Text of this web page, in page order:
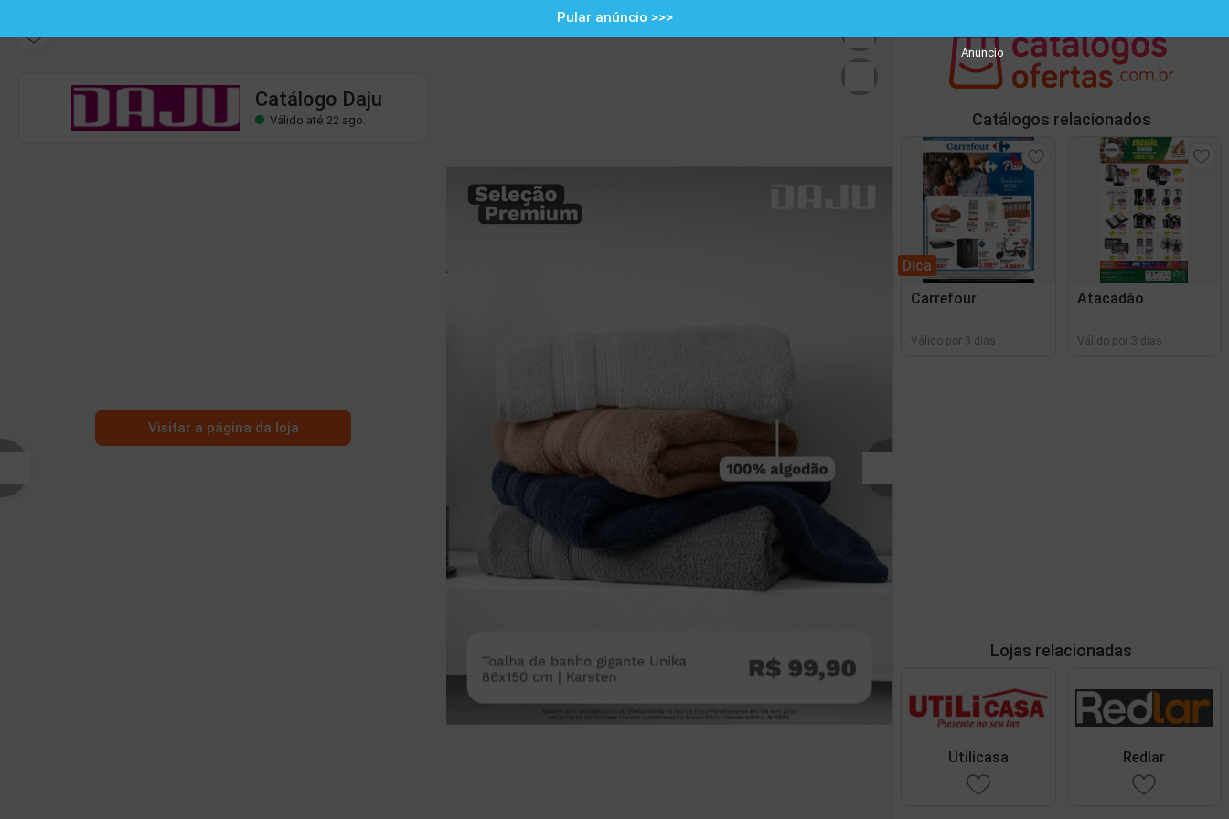
Válido até 22 ago.
Anúncio
Pular anúncio >>>
Catálogo Daju
Válido até 22 ago.
Visitar a página da loja
Catálogos relacionados
Dica
Carrefour
Válido por 3 dias
Atacadão
Válido por 3 dias
Lojas relacionadas
Utilicasa Redlar